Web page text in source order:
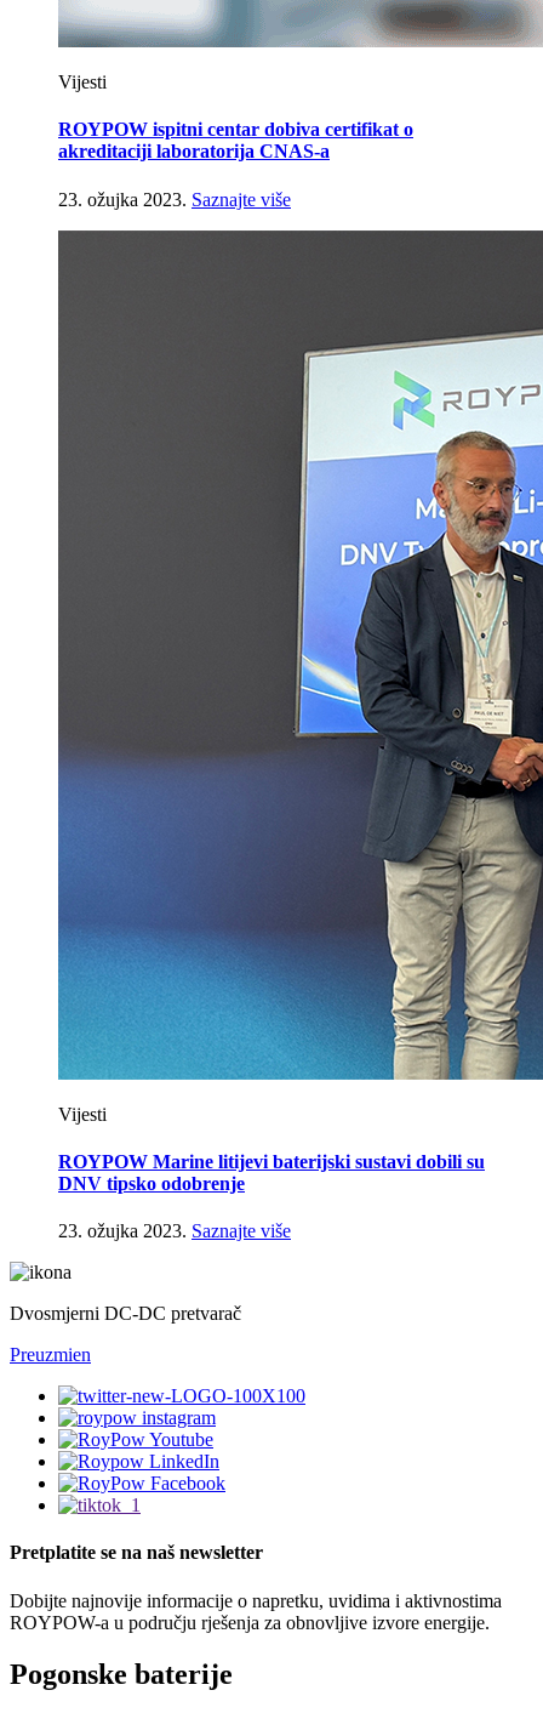
Vijesti
ROYPOW ispitni centar dobiva certifikat o
akreditaciji laboratorija CNAS-a
23. ožujka 2023. Saznajte više
Vijesti
ROYPOW Marine litijevi baterijski sustavi dobili su
DNV tipsko odobrenje
23. ožujka 2023. Saznajte više
Dvosmjerni DC-DC pretvarač
Preuzmien
Pretplatite se na naš newsletter
Dobijte najnovije informacije o napretku, uvidima i aktivnostima
ROYPOW-a u području rješenja za obnovljive izvore energije.
Pogonske baterije